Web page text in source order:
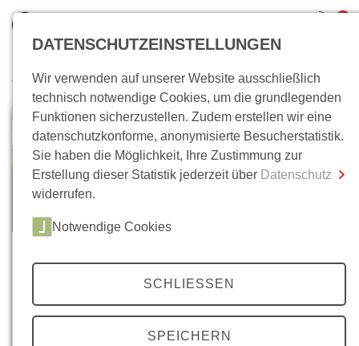
inkl. MwSt.
0,00 €
Zum Warenkorb Zur Kasse
Wo bin ich?
DATENSCHUTZEINSTELLUNGEN
Wir verwenden auf unserer Website ausschließlich
technisch notwendige Cookies, um die grundlegenden
Funktionen sicherzustellen. Zudem erstellen wir eine
datenschutzkonforme, anonymisierte Besucherstatistik.
Sie haben die Möglichkeit, Ihre Zustimmung zur
Erstellung dieser Statistik jederzeit über Datenschutz
widerrufen.
Notwendige Cookies
SCHLIESSEN
SPEICHERN